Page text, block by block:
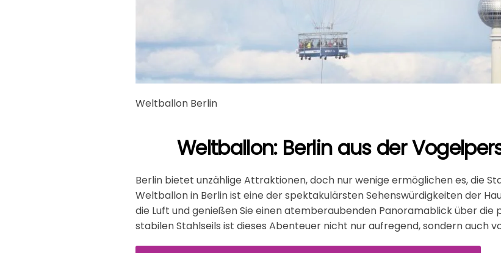
Weltballon Berlin
Weltballon: Berlin aus der
Berlin bietet unzählige Attraktionen, doch nur wenige ermöglichen es, die
Weltballon in Berlin ist eine der spektakulärsten Sehenswürdigkeiten der
die Luft und genießen Sie einen atemberaubenden Panoramablick über die
stabilen Stahlseils ist dieses Abenteuer nicht nur aufregend, sondern auch